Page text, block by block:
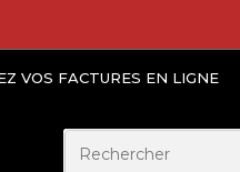
VOS FACTURES EN LIGNE